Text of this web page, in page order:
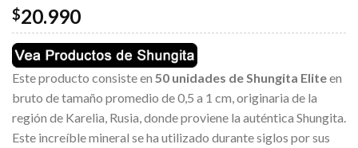
$20.990
Este producto consiste en 50 unidades de Shungita Eliteen
bruto de tamaño promedio de 0,5 a 1 cm, originaria de la
región de Karelia, Rusia, donde proviene la auténtica Shungita.
Este increíble mineral se ha utilizado durante siglos por sus